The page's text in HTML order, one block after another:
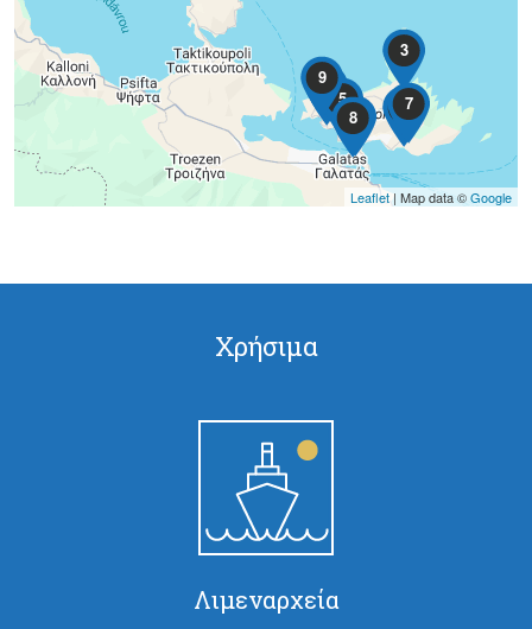
2
3
4
5 67
8
9
Leaflet| Map data ©Google
Χρήσιμα
Λιμεναρχεία